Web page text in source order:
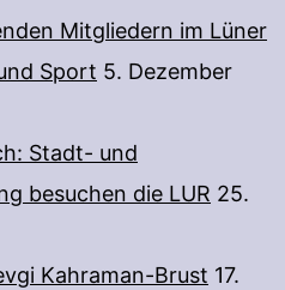
Mitgliedern im Lüner
Sport 5. Dezember
Stadt- und
besuchen die LUR 25.
Kahraman-Brust 17.